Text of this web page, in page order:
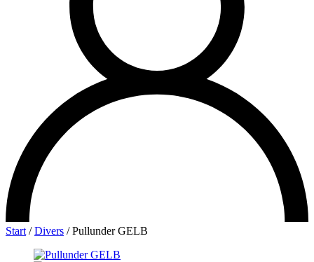
Start /Divers /Pullunder GELB